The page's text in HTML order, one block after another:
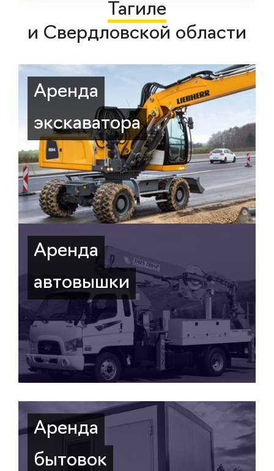
Тагиле
и Свердловской области
Аренда
экскаватора
Аренда
автовышки
Аренда
бытовок